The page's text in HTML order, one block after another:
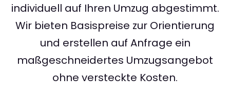
individuell auf Ihren Umzug abgestimmt.
Wir bieten Basispreise zur Orientierung
und erstellen auf Anfrage ein
maßgeschneidertes Umzugsangebot
ohne versteckte Kosten.